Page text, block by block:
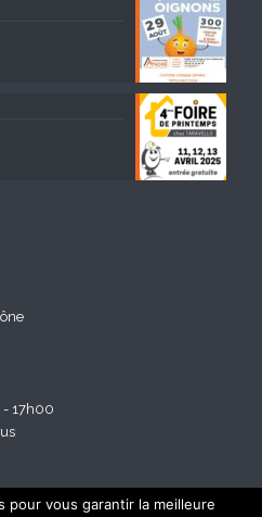
17h00
pour vous garantir la meilleure